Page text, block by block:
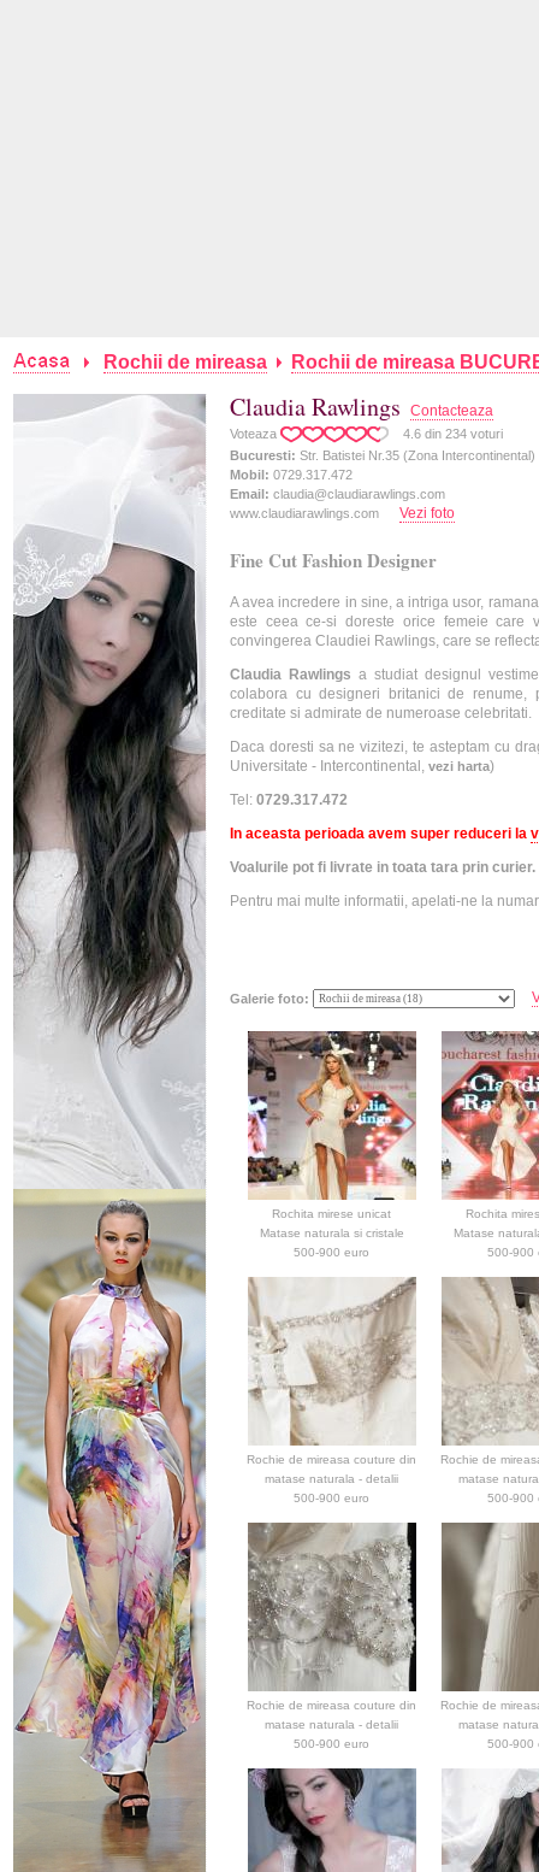
Rochii de mireasa Rochii de mireasa
Claudia Rawlings Contacteaza
Voteaza 4.6din 234voturi
Bucuresti: Str. Batistei Nr.35 (zona Intercontinental)
Mobil: 0729.317.472
Email: claudia@claudiarawlings.com
www.claudiarawlings.com
Vezi foto
Fine Cut Fashion Designer
A avea incredere in sine, a intriga usor,
este ceea ce-si doreste orice femeie
convingerea Claudiei Rawlings, care se
Claudia Rawlings a studiat designul
colabora cu designeri britanici de renume,
creditate si admirate de numeroase celebritati.
Daca doresti sa ne vizitezi, te asteptam cu
Universitate - Intercontinental, vezi harta)
Tel: 0729.317.472
In aceasta perioada avem super reduceri la
Voalurile pot fi livrate in toata tara prin curier.
Pentru mai multe informatii, apelati-ne la
Galerie foto:
Rochita mirese unicat
Matase naturala si cristale
500-900 euro
Rochita
Matase
500-900
Rochie de mireasa couture din
matase naturala - detalii
500-900 euro
Rochie de
matase
500-900
Rochie de mireasa couture din
matase naturala - detalii
500-900 euro
Rochie de
matase
500-900